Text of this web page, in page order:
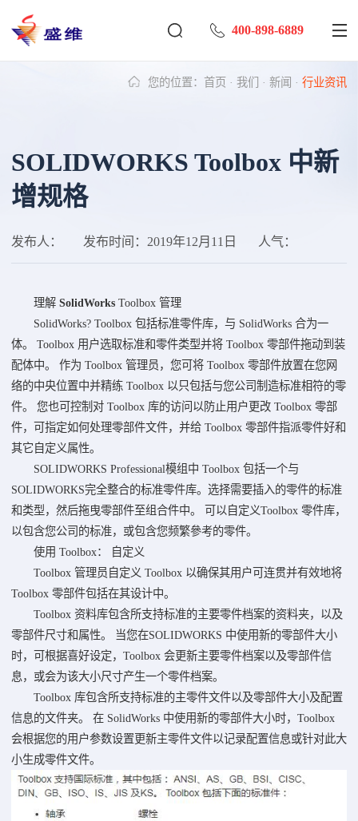
400-898-6889
您的位置： 首页 · 我们 · 新闻 · 行业资讯
SOLIDWORKS Toolbox 中新
增规格
发布人： 发布时间： 2019年12月11日 人气：
理解 SolidWorks Toolbox 管理
SolidWorks? Toolbox 包括标准零件库，与 SolidWorks 合为一
体。 Toolbox 用户选取标准和零件类型并将 Toolbox 零部件拖动到装
配体中。 作为 Toolbox 管理员，您可将 Toolbox 零部件放置在您网
络的中央位置中并精练 Toolbox 以只包括与您公司制造标准相符的零
件。 您也可控制对 Toolbox 库的访问以防止用户更改 Toolbox 零部
件，可指定如何处理零部件文件，并给 Toolbox 零部件指派零件好和
其它自定义属性。
SOLIDWORKS Professional模组中 Toolbox 包括一个与
SOLIDWORKS完全整合的标准零件库。选择需要插入的零件的标准
和类型，然后拖曳零部件至组合件中。 可以自定义Toolbox 零件库，
以包含您公司的标准，或包含您频繁參考的零件。
使用 Toolbox： 自定义
Toolbox 管理员自定义 Toolbox 以确保其用户可连贯并有效地将
Toolbox 零部件包括在其设计中。
Toolbox 资料库包含所支持标准的主要零件档案的资料夹，以及
零部件尺寸和属性。 当您在SOLIDWORKS 中使用新的零部件大小
时，可根据喜好设定，Toolbox 会更新主要零件档案以及零部件信
息，或会为该大小尺寸产生一个零件档案。
Toolbox 库包含所支持标准的主零件文件以及零部件大小及配置
信息的文件夹。 在 SolidWorks 中使用新的零部件大小时，Toolbox
会根据您的用户参数设置更新主零件文件以记录配置信息或针对此大
小生成零件文件。